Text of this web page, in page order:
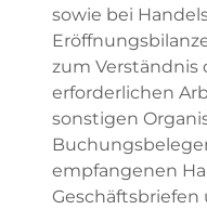
sowie bei
zum Verständnis
erforderlichen
sonstigen
empfangenen